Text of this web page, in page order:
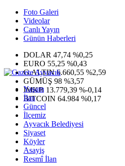
Foto Galeri
Videolar
Canlı Yayın
Günün Haberleri
DOLAR 47,74 %0,25
EURO 55,25 %0,43
G.ALTIN6.660,55 %2,59
GÜMÜŞ 98 %3,57
IMKB 13.779,39 %-0,14
BITCOIN 64.984 %0,17
Yaşam
İlan
Güncel
İlçemiz
Ayvacık Belediyesi
Siyaset
Köyler
Asayiş
Resmî İlan